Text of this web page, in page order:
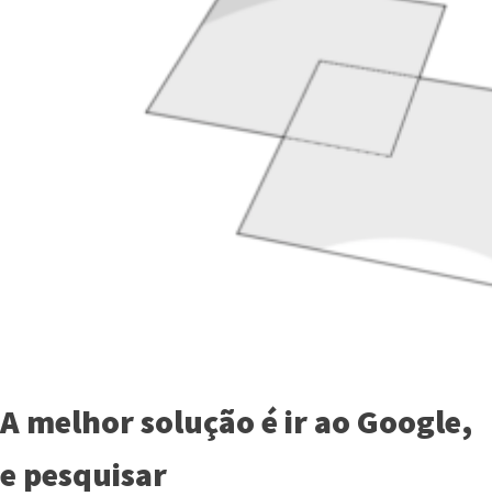
A melhor solução é ir ao Google,
e pesquisar